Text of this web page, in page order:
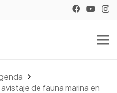
de fauna marina en